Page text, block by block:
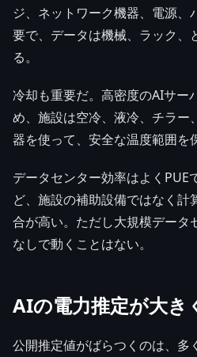
ジ、ネットワーク機器、電源
要で、データは機械、ラック、
る。
冷却も重要だ。高密度のAIサー
め、施設は空冷、液冷、チラー
器を使って、安全な温度範囲を
データセンター効率はよくPUE
ど、施設の補助設備ではなく計
合が高い。ただし大規模データ
なしで動くことはない。
AIの電力推定が大き
公開推定値がばらつくのは、多